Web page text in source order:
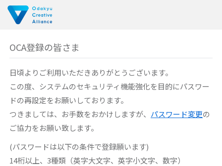
OCA登録の皆さま
日頃よりご利用いただきありがとうございます。
この度、システムのセキュリティ機能強化を目的にパスワー
ドの再設定をお願いしております。
つきましては、お手数をおかけしますが、 パスワード変更の
ご協力をお願い致します。
(パスワードは以下の条件で登録願います)
14桁以上、3種類（英字大文字、英字小文字、数字）